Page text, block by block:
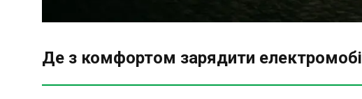
Де з комфортом зарядити